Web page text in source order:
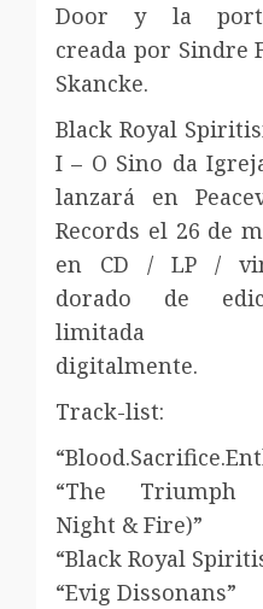
Door y la
creada por Sindre
Skancke.
Black Royal
I – O Sino da
lanzará en
Records el 26 de
en CD / LP /
dorado de
limitada
digitalmente.
Track-list:
“The Triumph
Night & Fire)”
“Black Royal
“Evig Dissonans”